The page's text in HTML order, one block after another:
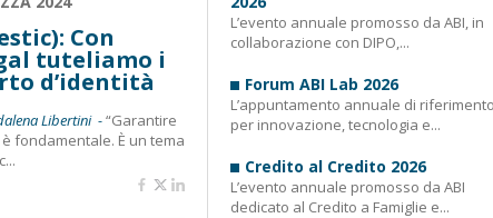
Con
tuteliamo i
d’identità
Libertini -“Garantire
fondamentale. È un tema
L’evento annuale promosso da ABI, in
collaborazione con DIPO,...
Forum ABI Lab 2026
L’appuntamento annuale di riferimento
per innovazione, tecnologia e...
Credito al Credito 2026
L’evento annuale promosso da ABI
dedicato al Credito a Famiglie e...